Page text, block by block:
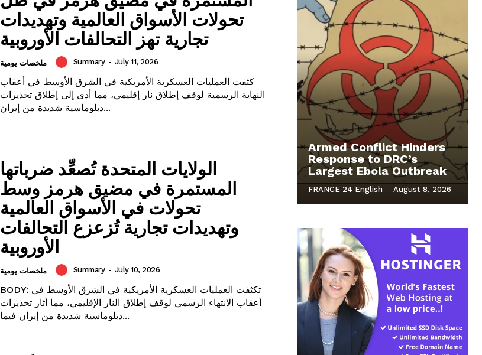
تحولات الأسواق العالمية وتهديدات
تجارية تهز التحالفات الأوروبية
ملخصات يومية Summary - July 11, 2026
كثفت العمليات العسكرية الأمريكية في الشرق الأوسط في أعقاب
النهاية الرسمية لوقف إطلاق نار إقليمي، مما أدى إلى إطلاق تحذيرات
دبلوماسية شديدة من إيران...
الولايات المتحدة تُصعِّد ضرباتها
المستمرة في مضيق هرمز وسط
تحولات في الأسواق العالمية
وتهديدات تجارية تُزعزع التحالفات
الأوروبية
ملخصات يومية Summary - July 10, 2026
BODY: تكثفت العمليات العسكرية الأمريكية في الشرق الأوسط في
أعقاب الانتهاء الرسمي لوقف إطلاق النار الإقليمي، مما أثار تحذيرات
دبلوماسية شديدة من إيران فيما...
Armed Conflict Hinders
Response to DRC’s
Largest Ebola Outbreak
FRANCE 24 English - August 8, 2026